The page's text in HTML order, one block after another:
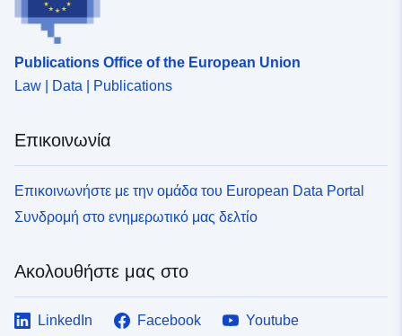
Publications Office of the European Union
Law | Data | Publications
Επικοινωνία
Επικοινωνήστε με την ομάδα του European Data Portal
Συνδρομή στο ενημερωτικό μας δελτίο
Ακολουθήστε μας στο
LinkedIn Facebook
Youtube